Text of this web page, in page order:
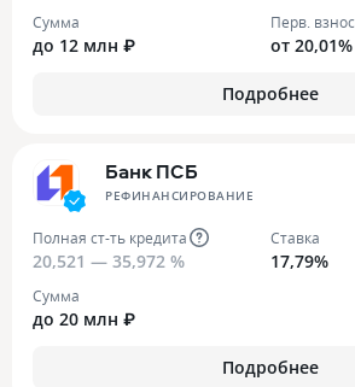
Сумма
до 12 млн ₽
Перв. взнос
от 20,01%
Подробнее
Банк ПСБ
РЕФИНАНСИРОВАНИЕ
Полная ст-ть кредита
20,521 — 35,972 %
Ставка
17,79%
Сумма
до 20 млн ₽
Подробнее